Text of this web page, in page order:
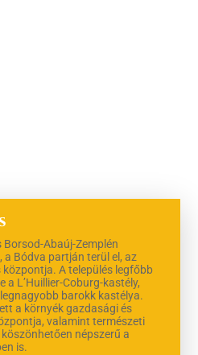
Borsod-Abaúj-Zemplén
a Bódva partján terül el, az
központja. A település legfőbb
a L’Huillier-Coburg-kastély,
barokk kastélya.
a környék gazdasági és
valamint természeti
népszerű a
is.